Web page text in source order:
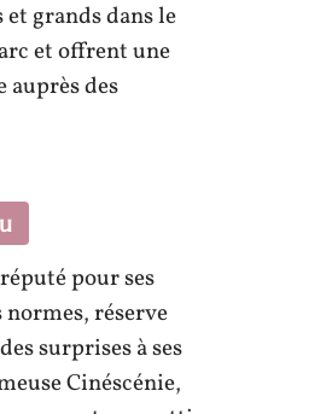
grands dans le
et offrent une
des
pour ses
normes, réserve
surprises à ses
Cinéscénie,